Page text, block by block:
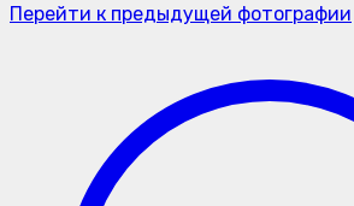
Перейти к предыдущей фотографии